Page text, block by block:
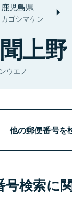
鹿児島県
カゴシマケン
上野
ウエノ
他の郵便番号を
号検索に